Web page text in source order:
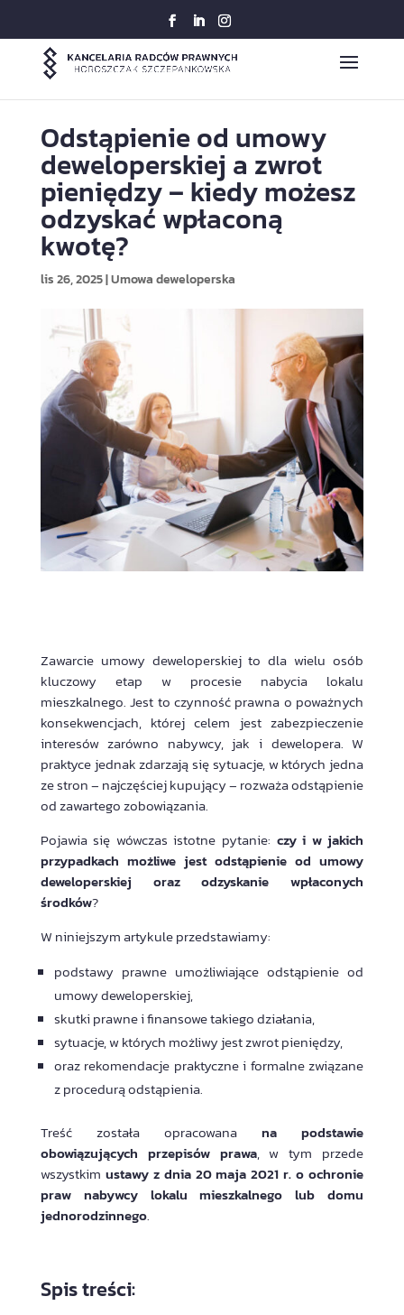
Odstąpienie od umowy
deweloperskiej a zwrot
pieniędzy – kiedy możesz
odzyskać wpłaconą
kwotę?
lis 26, 2025|Umowa deweloperska
Zawarcie umowy deweloperskiej to dla wielu osób
kluczowy etap w procesie nabycia lokalu
mieszkalnego. Jest to czynność prawna o poważnych
konsekwencjach, której celem jest zabezpieczenie
interesów zarówno nabywcy, jak i dewelopera. W
praktyce jednak zdarzają się sytuacje, w których jedna
ze stron – najczęściej kupujący – rozważa odstąpienie
od zawartego zobowiązania.
Pojawia się wówczas istotne pytanie: czy i w jakich
przypadkach możliwe jest odstąpienie od umowy
deweloperskiej oraz odzyskanie wpłaconych
środków?
W niniejszym artykule przedstawiamy:
podstawy prawne umożliwiające odstąpienie od
umowy deweloperskiej,
skutki prawne i finansowe takiego działania,
sytuacje, w których możliwy jest zwrot pieniędzy,
oraz rekomendacje praktyczne i formalne związane
z procedurą odstąpienia.
Treść została opracowanana podstawie
obowiązujących przepisów prawa, w tym przede
wszystkim ustawy z dnia 20 maja 2021 r. o ochronie
praw nabywcy lokalu mieszkalnego lub domu
jednorodzinnego.
Spis treści: